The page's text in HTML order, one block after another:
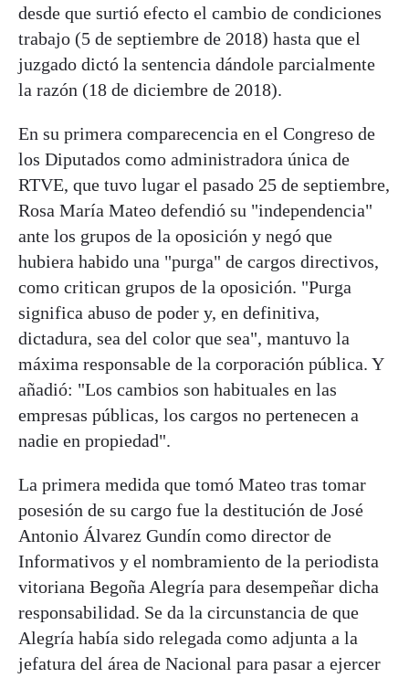
desde que surtió efecto el cambio de condiciones
trabajo (5 de septiembre de 2018) hasta que el
juzgado dictó la sentencia dándole parcialmente
la razón (18 de diciembre de 2018).
En su primera comparecencia en el Congreso de
los Diputados como administradora única de
RTVE, que tuvo lugar el pasado 25 de septiembre,
Rosa María Mateo defendió su "independencia"
ante los grupos de la oposición y negó que
hubiera habido una "purga" de cargos directivos,
como critican grupos de la oposición. "Purga
significa abuso de poder y, en definitiva,
dictadura, sea del color que sea", mantuvo la
máxima responsable de la corporación pública. Y
añadió: "Los cambios son habituales en las
empresas públicas, los cargos no pertenecen a
nadie en propiedad".
La primera medida que tomó Mateo tras tomar
posesión de su cargo fue la destitución de José
Antonio Álvarez Gundín como director de
Informativos y el nombramiento de la periodista
vitoriana Begoña Alegría para desempeñar dicha
responsabilidad. Se da la circunstancia de que
Alegría había sido relegada como adjunta a la
jefatura del área de Nacional para pasar a ejercer